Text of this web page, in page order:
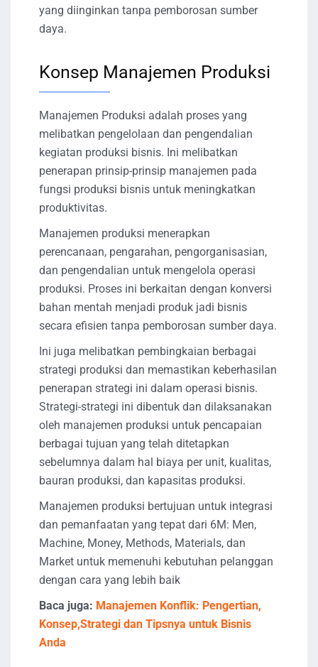
yang diinginkan tanpa pemborosan sumber
daya.
Konsep Manajemen Produksi
Manajemen Produksi adalah proses yang
melibatkan pengelolaan dan pengendalian
kegiatan produksi bisnis. Ini melibatkan
penerapan prinsip-prinsip manajemen pada
fungsi produksi bisnis untuk meningkatkan
produktivitas.
Manajemen produksi menerapkan
perencanaan, pengarahan, pengorganisasian,
dan pengendalian untuk mengelola operasi
produksi. Proses ini berkaitan dengan konversi
bahan mentah menjadi produk jadi bisnis
secara efisien tanpa pemborosan sumber daya.
Ini juga melibatkan pembingkaian berbagai
strategi produksi dan memastikan keberhasilan
penerapan strategi ini dalam operasi bisnis.
Strategi-strategi ini dibentuk dan dilaksanakan
oleh manajemen produksi untuk pencapaian
berbagai tujuan yang telah ditetapkan
sebelumnya dalam hal biaya per unit, kualitas,
bauran produksi, dan kapasitas produksi.
Manajemen produksi bertujuan untuk integrasi
dan pemanfaatan yang tepat dari 6M: Men,
Machine, Money, Methods, Materials, dan
Market untuk memenuhi kebutuhan pelanggan
dengan cara yang lebih baik
Baca juga: Manajemen Konflik: Pengertian,
Konsep,Strategi dan Tipsnya untuk Bisnis
Anda